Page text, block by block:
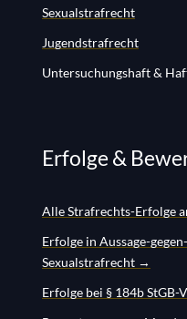
Sexualstrafrecht
Jugendstrafrecht
Untersuchungshaft &
Erfolge &
Alle Strafrechts-Erfolge
Erfolge in Aussage-
Sexualstrafrecht →
Erfolge bei § 184b StGB-